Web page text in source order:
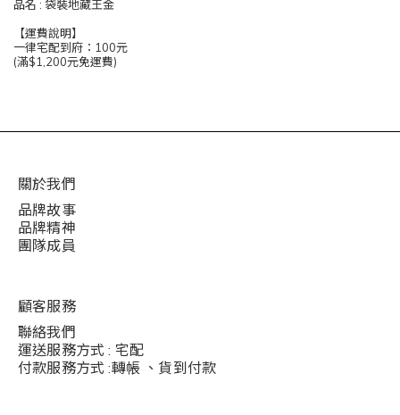
品名 : 袋裝地藏王金
【運費說明】
一律宅配到府：100元
(滿$1,200元免運費)
關於我們
品牌故事
品牌精神
團隊成員
顧客服務
聯絡我們
運送服務方式 : 宅配
付款服務方式 :轉帳 、貨到付款